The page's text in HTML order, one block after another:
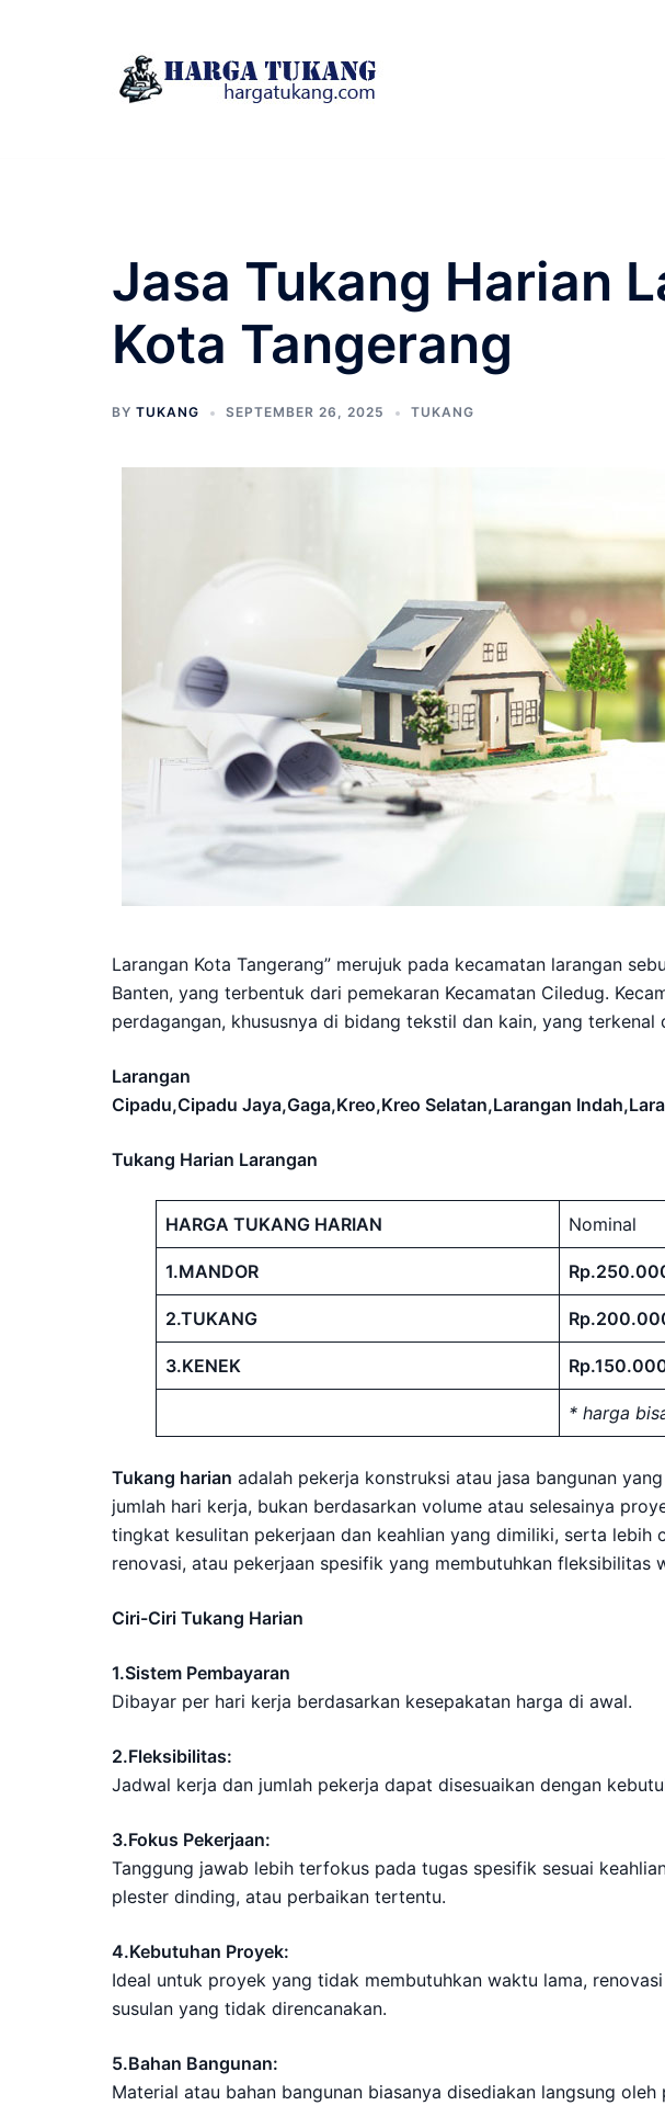
Jasa Tukang Harian
Kota Tangerang
BY TUKANG SEPTEMBER 26, 2025 TUKANG
Larangan Kota Tangerang” merujuk pada kecamatan larangan
Banten, yang terbentuk dari pemekaran Kecamatan Ciledug.
perdagangan, khususnya di bidang tekstil dan kain, yang terkenal
Larangan
Cipadu,Cipadu Jaya,Gaga,Kreo,Kreo Selatan,Larangan
Tukang Harian Larangan
HARGA TUKANG HARIAN Nominal
1.MANDOR
2.TUKANG
3.KENEK
* harga
Tukang harian adalah pekerja konstruksi atau jasa bangunan
jumlah hari kerja, bukan berdasarkan volume atau selesainya
tingkat kesulitan pekerjaan dan keahlian yang dimiliki, serta lebih
renovasi, atau pekerjaan spesifik yang membutuhkan fleksibilitas
Ciri-Ciri Tukang Harian
1.Sistem Pembayaran
Dibayar per hari kerja berdasarkan kesepakatan harga di awal.
2.Fleksibilitas:
Jadwal kerja dan jumlah pekerja dapat disesuaikan dengan
3.Fokus Pekerjaan:
Tanggung jawab lebih terfokus pada tugas spesifik sesuai
plester dinding, atau perbaikan tertentu.
4.Kebutuhan Proyek:
Ideal untuk proyek yang tidak membutuhkan waktu lama,
susulan yang tidak direncanakan.
5.Bahan Bangunan:
Material atau bahan bangunan biasanya disediakan langsung